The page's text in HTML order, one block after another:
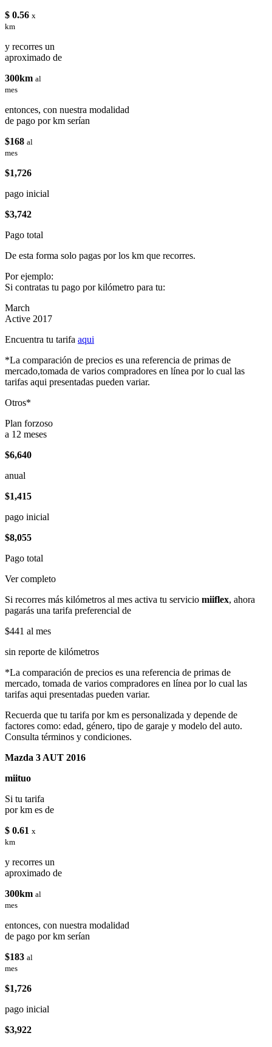
$ 0.56 x
km
y recorres un
aproximado de
300km al
mes
entonces, con nuestra modalidad
de pago por km serían
$168 al
mes
$1,726
pago inicial
$3,742
Pago total
De esta forma solo pagas por los km que recorres.
Por ejemplo:
Si contratas tu pago por kilómetro para tu:
March
Active 2017
Encuentra tu tarifa aqui
*La comparación de precios es una referencia de primas de
mercado,tomada de varios compradores en línea por lo cual las
tarifas aqui presentadas pueden variar.
Otros*
Plan forzoso
a 12 meses
$6,640
anual
$1,415
pago inicial
$8,055
Pago total
Ver completo
Si recorres más kilómetros al mes activa tu servicio miiflex, ahora
pagarás una tarifa preferencial de
$441 al mes
sin reporte de kilómetros
*La comparación de precios es una referencia de primas de
mercado, tomada de varios compradores en línea por lo cual las
tarifas aqui presentadas pueden variar.
Recuerda que tu tarifa por km es personalizada y depende de
factores como: edad, género, tipo de garaje y modelo del auto.
Consulta términos y condiciones.
Mazda 3 AUT 2016
miituo
Si tu tarifa
por km es de
$ 0.61 x
km
y recorres un
aproximado de
300km al
mes
entonces, con nuestra modalidad
de pago por km serían
$183 al
mes
$1,726
pago inicial
$3,922